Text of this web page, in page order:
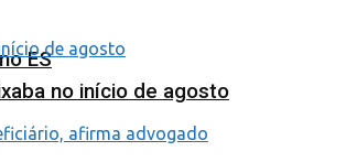
ES
no início de agosto